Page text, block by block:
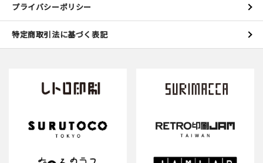
プライバシーポリシー
特定商取引法に基づく表記